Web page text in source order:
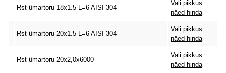
Rst ümartoru 18x1.5 L=6 AISI 304
Vali pikkus
näed hinda
Rst ümartoru 20x1.5 L=6 AISI 304
Vali pikkus
näed hinda
Rst ümartoru 20x2,0x6000
Vali pikkus
näed hinda